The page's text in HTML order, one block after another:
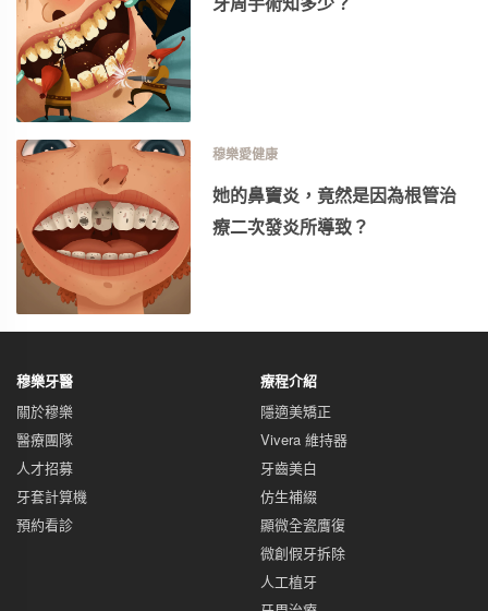
穆樂愛健康
她的鼻竇炎，竟然是因為根管治
療二次發炎所導致？
穆樂牙醫
關於穆樂
醫療團隊
人才招募
牙套計算機
預約看診
療程介紹
隱適美矯正
Vivera 維持器
牙齒美白
仿生補綴
顯微全瓷膺復
微創假牙拆除
人工植牙